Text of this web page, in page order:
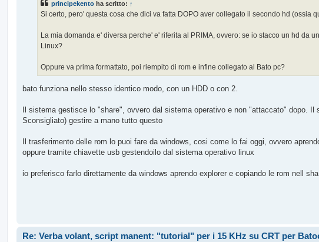
principekento ha scritto: ↑
Si certo, pero' questa cosa che dici va fatta DOPO aver collegato il secondo hd (ossia
La mia domanda e' diversa perche' e' riferita al PRIMA, ovvero: se io stacco un hd da
Linux?
Oppure va prima formattato, poi riempito di rom e infine collegato al Bato pc?
bato funziona nello stesso identico modo, con un HDD o con 2.
Il sistema gestisce lo "share", ovvero dal sistema operativo e non "attaccato" dopo.
Sconsigliato) gestire a mano tutto questo
Il trasferimento delle rom lo puoi fare da windows, cosi come lo fai oggi, ovvero
oppure tramite chiavette usb gestendoilo dal sistema operativo linux
io preferisco farlo direttamente da windows aprendo explorer e copiando le rom nell
Re: Verba volant, script manent: "tutorial" per i 15 KHz su CRT per